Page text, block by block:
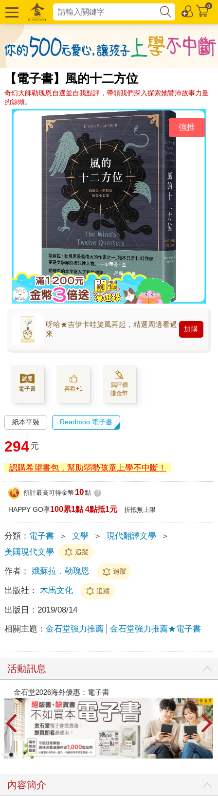
0
【電子書】風的十二方位
奇幻大師勒瑰恩自選並自我點評，帶領我們深入探索她豐沛故事力量
的源頭。
強推
呀哈★吉伊卡哇旋風再起，精選周邊看過
來
加購
電子書 喜歡+1
寫評價
賺金幣
紙本平裝 Readmoo 電子書
294 元
認購希望書包，幫助弱勢孩童上學不中斷！
預計最高可得金幣 10點 ?
HAPPY GO享100累1點 4點抵1元 折抵無上限
分類： 電子書 ＞ 文學 ＞ 現代翻譯文學
＞
美國現代文學
追蹤
作者： 娥蘇拉．勒瑰恩 追蹤
出版社： 木馬文化 追蹤
出版日： 2019/08/14
相關主題： 金石堂強力推薦 金石堂強力推薦★電子書
活動訊息
金石堂2026海外優惠：電子書
內容簡介